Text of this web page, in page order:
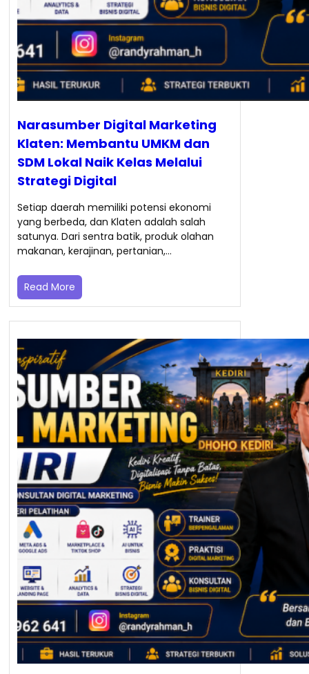
Narasumber Digital Marketing
Klaten: Membantu UMKM dan
SDM Lokal Naik Kelas Melalui
Strategi Digital
Setiap daerah memiliki potensi ekonomi
yang berbeda, dan Klaten adalah salah
satunya. Dari sentra batik, produk olahan
makanan, kerajinan, pertanian,…
Read More